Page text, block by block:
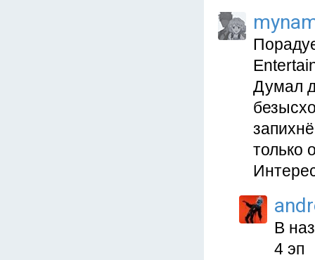
Думал
только
В
4 эп